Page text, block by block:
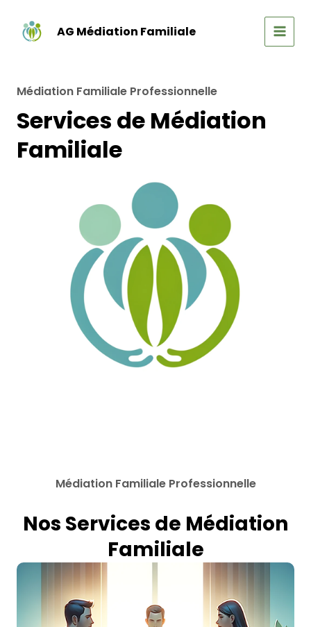
contenu
AG Médiation Familiale
MAIN
Médiation Familiale Professionnelle
Services de Médiation
Familiale
Médiation Familiale Professionnelle
Nos Services de Médiation
Familiale